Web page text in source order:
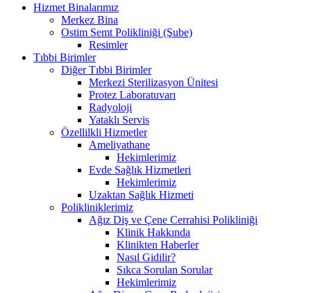
Hizmet Binalarımız
Merkez Bina
Ostim Semt Polikliniği (Şube)
Resimler
Tıbbi Birimler
Diğer Tıbbi Birimler
Merkezi Sterilizasyon Ünitesi
Protez Laboratuvarı
Radyoloji
Yataklı Servis
Özellilkli Hizmetler
Ameliyathane
Hekimlerimiz
Evde Sağlık Hizmetleri
Hekimlerimiz
Uzaktan Sağlık Hizmeti
Polikliniklerimiz
Ağız Diş ve Çene Cerrahisi Polikliniği
Klinik Hakkında
Klinikten Haberler
Nasıl Gidilir?
Sıkca Sorulan Sorular
Hekimlerimiz